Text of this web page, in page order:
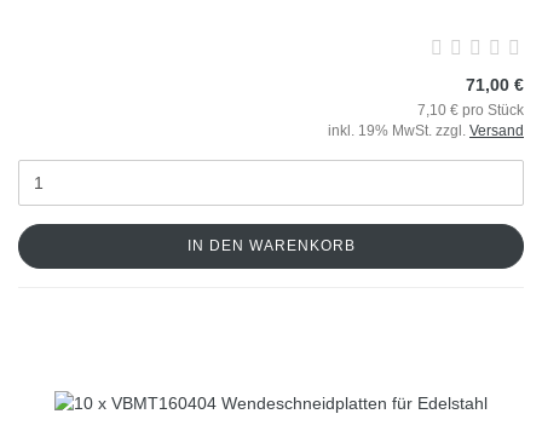
71,00 €
7,10 € pro Stück
inkl. 19% MwSt. zzgl. Versand
IN DEN WARENKORB